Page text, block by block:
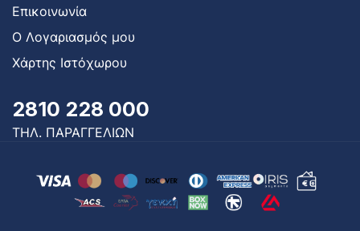
Επικοινωνία
Ο Λογαριασμός μου
Χάρτης Ιστόχωρου
2810 228 000
ΤΗΛ. ΠΑΡΑΓΓΕΛΙΩΝ